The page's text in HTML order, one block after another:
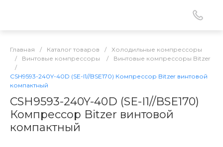
Главная / Каталог товаров /
Холодильные компрессоры
/
Винтовые компрессоры /
Винтовые компрессоры Bitzer
/
CSH9593-240Y-40D (SE-I1//BSE170) Компрессор Bitzer винтовой
компактный
CSH9593-240Y-40D (SE-I1//BSE170)
Компрессор Bitzer винтовой
компактный